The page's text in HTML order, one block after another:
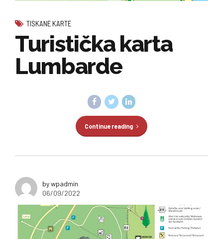
TISKANE KARTE
Turistička karta
Lumbarde
Continue reading
by wpadmin
06/09/2022